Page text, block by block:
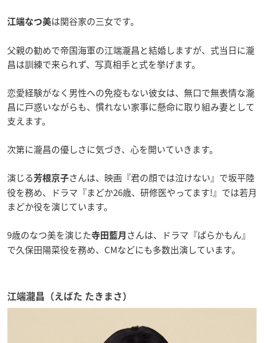
江端なつ美は関谷家の三女です。
父親の勧めで帝国海軍の江端瀧昌と結婚しますが、式当日に瀧
昌は訓練で来られず、写真相手と式を挙げます。
恋愛経験がなく男性への免疫もない彼女は、無口で無表情な瀧
昌に戸惑いながらも、慣れない家事に懸命に取り組み妻として
支えます。
次第に瀧昌の優しさに気づき、心を開いていきます。
演じる芳根京子さんは、映画『君の顔では泣けない』で坂平陸
役を務め、ドラマ『まどか26歳、研修医やってます!』では若月
まどか役を演じています。
9歳のなつ美を演じた寺田藍月 さんは、ドラマ『ばらかもん』
で久保田陽菜役を務め、CMなどにも多数出演しています。
江端瀧昌（えばた たきまさ）